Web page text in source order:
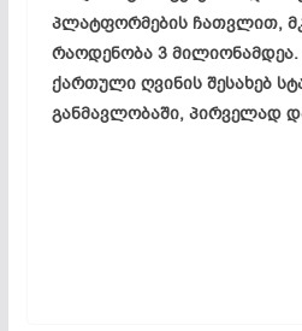
პლატფორმების ჩათვლით,
რაოდენობა 3
ქართული ღვინის შესახებ
განმავლობაში, პირველად